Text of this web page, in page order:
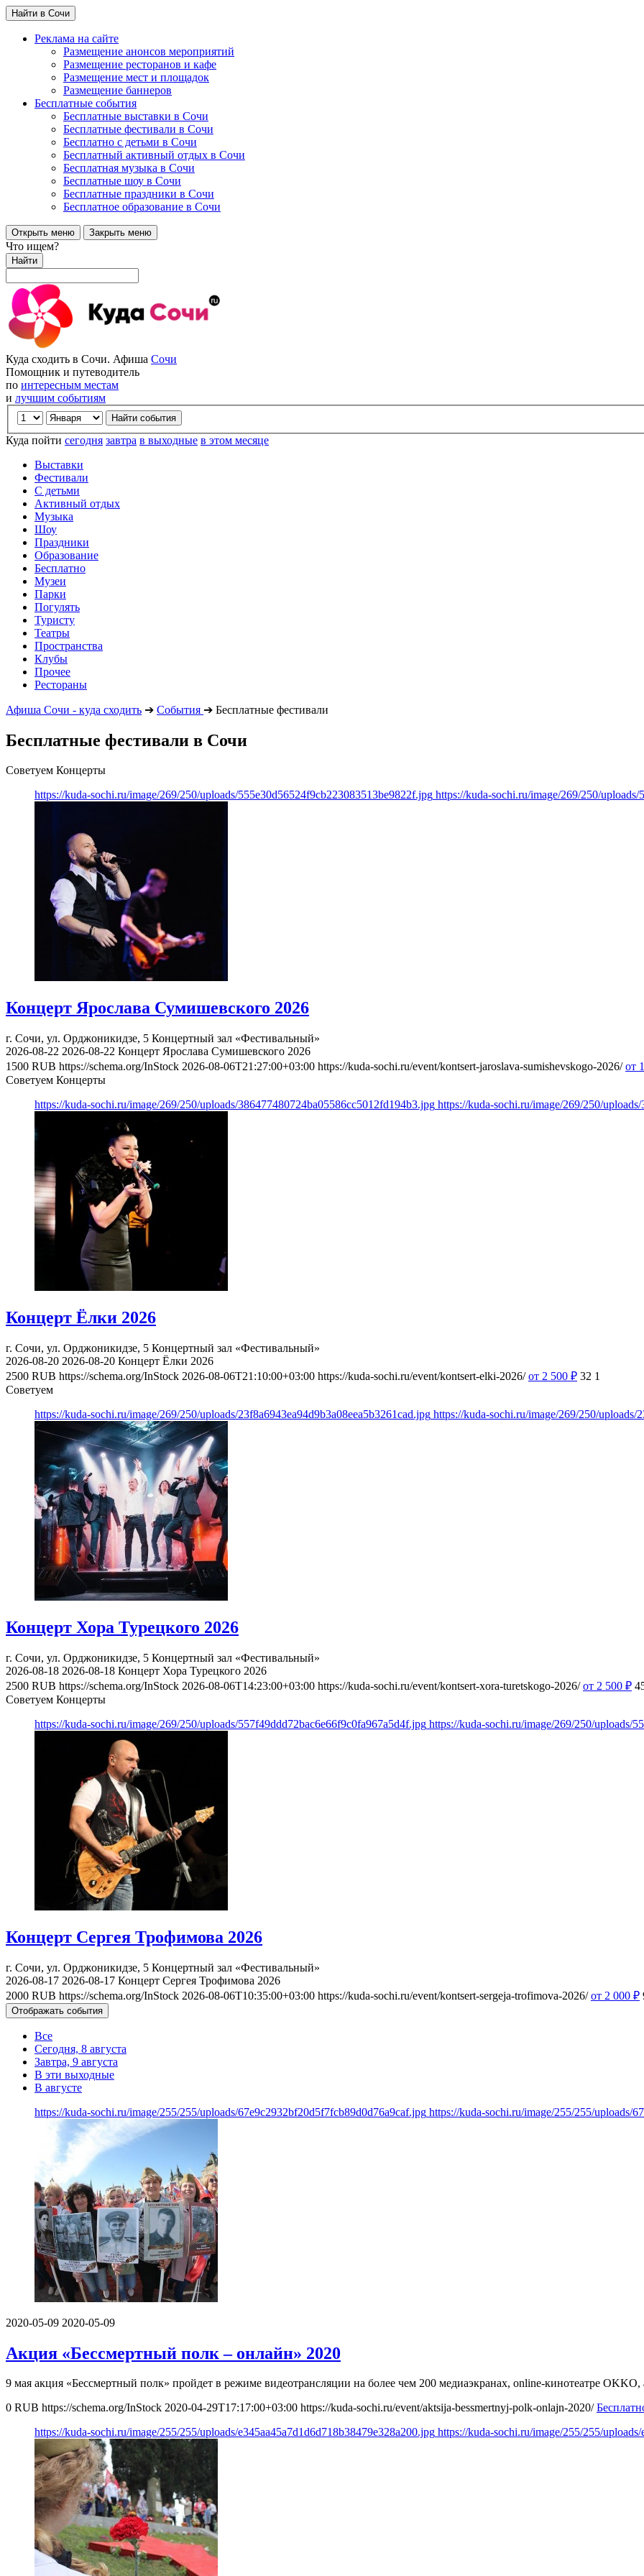
Найти в Сочи
Реклама на сайте
Размещение анонсов мероприятий
Размещение ресторанов и кафе
Размещение мест и площадок
Размещение баннеров
Бесплатные события
Бесплатные выставки в Сочи
Бесплатные фестивали в Сочи
Бесплатно с детьми в Сочи
Бесплатный активный отдых в Сочи
Бесплатная музыка в Сочи
Бесплатные шоу в Сочи
Бесплатные праздники в Сочи
Бесплатное образование в Сочи
Открыть меню Закрыть меню
Что ищем?
Найти
Куда сходить в Сочи. Афиша Сочи
Помощник и путеводитель
по интересным местам
и лучшим событиям
Куда пойти сегодня завтра в выходные в этом месяце
Выставки
Фестивали
С детьми
Активный отдых
Музыка
Шоу
Праздники
Образование
Бесплатно
Музеи
Парки
Погулять
Туристу
Театры
Пространства
Клубы
Прочее
Рестораны
Афиша Сочи - куда сходить ➔ События ➔ Бесплатные фестивали
Бесплатные фестивали в Сочи
Советуем Концерты
https://kuda-sochi.ru/image/269/250/uploads/555e30d56524f9cb223083513be9822f.jpg https://kuda-sochi.ru/image/269/250/
Концерт Ярослава Сумишевского 2026
г. Сочи, ул. Орджоникидзе, 5 Концертный зал «Фестивальный»
2026-08-22 2026-08-22 Концерт Ярослава Сумишевского 2026
1500 RUB https://schema.org/InStock 2026-08-06T21:27:00+03:00 https://kuda-sochi.ru/event/kontsert-jaroslava-sumishevskogo-2026/ от
Советуем Концерты
https://kuda-sochi.ru/image/269/250/uploads/386477480724ba05586cc5012fd194b3.jpg https://kuda-sochi.ru/image/269/250/
Концерт Ёлки 2026
г. Сочи, ул. Орджоникидзе, 5 Концертный зал «Фестивальный»
2026-08-20 2026-08-20 Концерт Ёлки 2026
2500 RUB https://schema.org/InStock 2026-08-06T21:10:00+03:00 https://kuda-sochi.ru/event/kontsert-elki-2026/ от 2 500 ₽ 32 1
Советуем
https://kuda-sochi.ru/image/269/250/uploads/23f8a6943ea94d9b3a08eea5b3261cad.jpg https://kuda-sochi.ru/image/269/250/uploads/
Концерт Хора Турецкого 2026
г. Сочи, ул. Орджоникидзе, 5 Концертный зал «Фестивальный»
2026-08-18 2026-08-18 Концерт Хора Турецкого 2026
2500 RUB https://schema.org/InStock 2026-08-06T14:23:00+03:00 https://kuda-sochi.ru/event/kontsert-xora-turetskogo-2026/ от 2 500 ₽
Советуем Концерты
https://kuda-sochi.ru/image/269/250/uploads/557f49ddd72bac6e66f9c0fa967a5d4f.jpg https://kuda-sochi.ru/image/269/250/uploads/
Концерт Сергея Трофимова 2026
г. Сочи, ул. Орджоникидзе, 5 Концертный зал «Фестивальный»
2026-08-17 2026-08-17 Концерт Сергея Трофимова 2026
2000 RUB https://schema.org/InStock 2026-08-06T10:35:00+03:00 https://kuda-sochi.ru/event/kontsert-sergeja-trofimova-2026/ от 2 000 ₽
Отображать события
Все
Сегодня, 8 августа
Завтра, 9 августа
В эти выходные
В августе
https://kuda-sochi.ru/image/255/255/uploads/67e9c2932bf20d5f7fcb89d0d76a9caf.jpg https://kuda-sochi.ru/image/255/255/uploads/
2020-05-09 2020-05-09
Акция «Бессмертный полк – онлайн» 2020
9 мая акция «Бессмертный полк» пройдет в режиме видеотрансляции на более чем 200 медиаэкранах, online-кинотеатре
0 RUB https://schema.org/InStock 2020-04-29T17:17:00+03:00 https://kuda-sochi.ru/event/aktsija-bessmertnyj-polk-onlajn-2020/
https://kuda-sochi.ru/image/255/255/uploads/e345aa45a7d1d6d718b38479e328a200.jpg https://kuda-sochi.ru/image/255/255/